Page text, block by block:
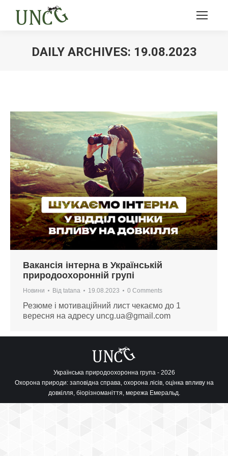
DAILY ARCHIVES: 19.08.2023
Вакансія інтерна в Українській
природоохоронній групі
Новини Від tatana 19.08.2023 0 Comments
Резюме і мотиваційний лист чекаємо до 1
вересня на адресу uncg.ua@gmail.com
Українська природоохоронна група - 2026
Охорона природи: заповідна справа, охорона лісів, оцінка впливу на
довкілля, біорізноманіття, мережа Емеральд.